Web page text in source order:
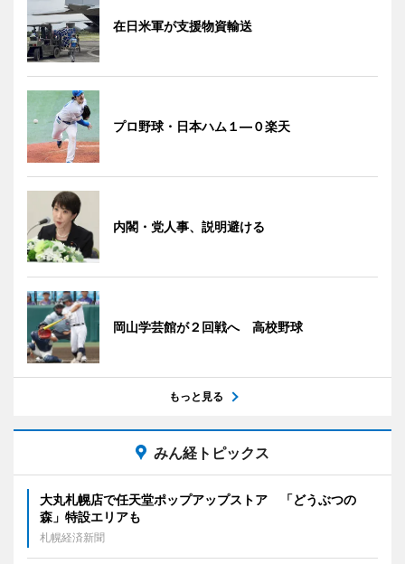
在日米軍が支援物資輸送
プロ野球・日本ハム１―０楽天
内閣・党人事、説明避ける
岡山学芸館が２回戦へ 高校野球
もっと見る
みん経トピックス
大丸札幌店で任天堂ポップアップストア 「どうぶつの
森」特設エリアも
札幌経済新聞